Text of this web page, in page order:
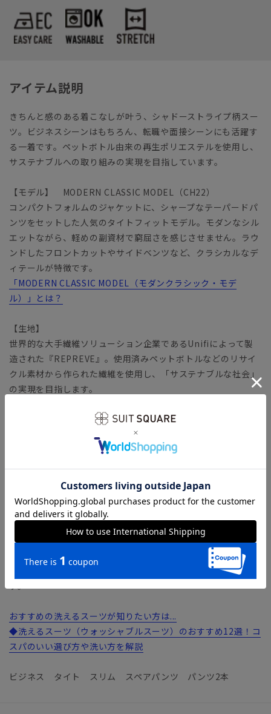
アイテム説明
きちんと感のある着こなしが叶う、シャドーストライプ柄スー
ツ。ビジネスシーンはもちろん、転職や面接シーンにも活躍す
る一着です。ペットボトル由来の再生ポリエステルを使用し、
サステナブルへの取り組みの実現を目指しています。
【モデル】 MODERN CLASSIC MODEL（CH22）
コンパクトフォルムのジャケットに、シャープなテーパードパ
ンツをセットした人気のタイトフィットモデル。モダンなシル
エットながら、軽めの副資材で窮屈さを感じさせません。ラウ
ンドしたフロントカットやサイドベンツなど、クラシカルなデ
ィテールが特徴です。
「MODERN CLASSIC MODEL（モダンクラシック・モデ
ル）」とは？
【生地】
世界的な大手繊維ソリューション企業であるUnifiによって製
造された『REPREVE』。使用済みペットボトルなどのリサイ
クル素材から作られた繊維を使用し、「サステナブルな社会」
の実現を目指します。
「SOLOTEX（ソロテックス）」生地。心地よいストレッチ性
がありながら、形態安定性にも優れています。適度な厚みとハ
リが嬉しい、安心感のあるファブリックです。
ウォッシャブル／汚れてもご家庭で簡単にお洗濯が可能です。
【ショップインブランド】 COMMUTECH（コミューテッ
ク）
多様性や利便性（機能・ファッション性）、テレワークなど
様々な切り口へフォーカスしたオフィススタイルコンテンツで
おすすめの洗えるスーツが知りたい方は...
◆洗えるスーツ（ウォッシャブルスーツ）のおすすめ12選！コ
スパのいい選び方や洗い方を解説
ビジネス タイト スリム スペアパンツ パンツ2本